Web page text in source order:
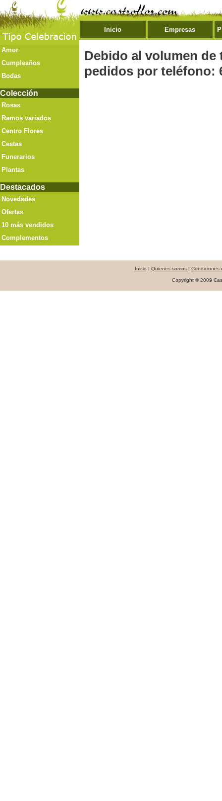
Amor
Cumpleaños
Bodas
Colección
Rosas
Ramos variados
Centro Flores
Cestas
Funerarios
Plantas
Destacados
Novedades
Ofertas
10 más vendidos
Complementos
Inicio Empresas
Debido al volumen
pedidos por teléfono:
Inicio | Quienes somos| Condiciones
Copyright © 2009